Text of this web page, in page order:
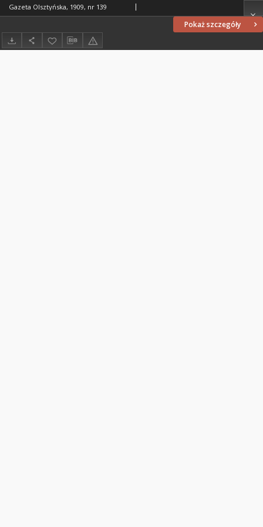
Pokaż szczegóły
Gazeta Olsztyńska, 1909, nr 139